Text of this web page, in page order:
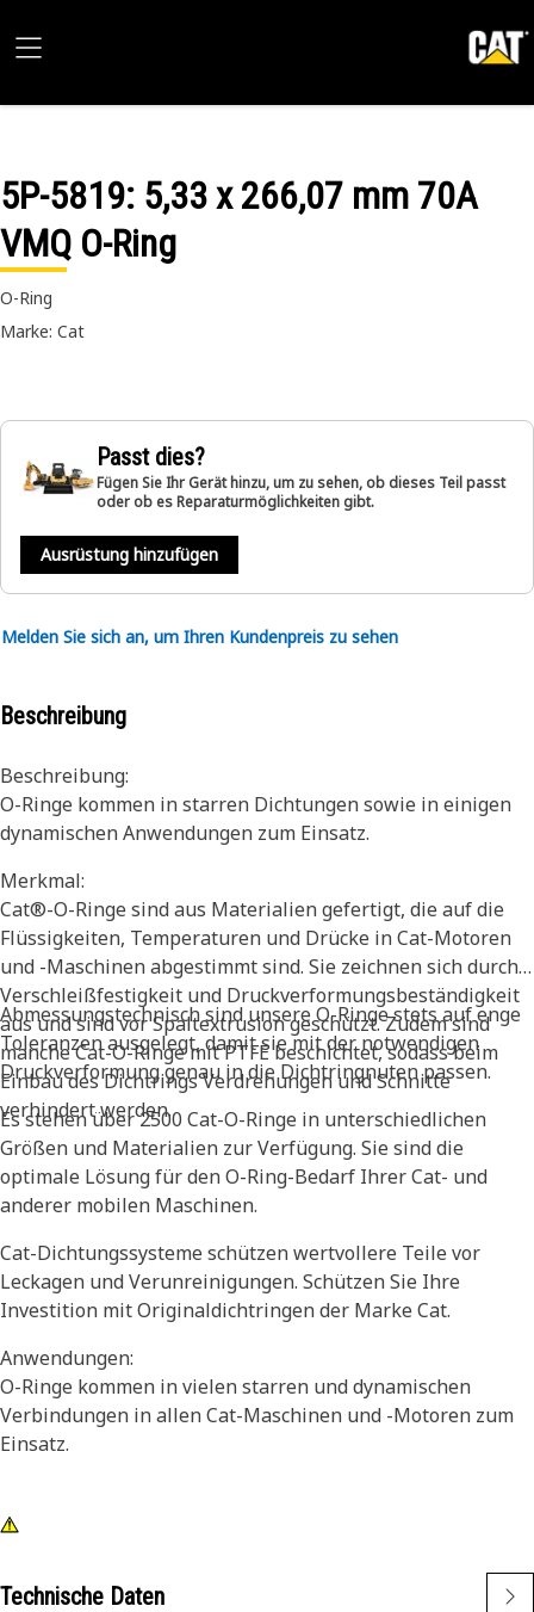
5P-5819: 5,33 x 266,07 mm 70A
VMQ O-Ring
O-Ring
Marke: Cat
Passt dies?
Fügen Sie Ihr Gerät hinzu, um zu sehen, ob dieses Teil passt
oder ob es Reparaturmöglichkeiten gibt.
Ausrüstung hinzufügen
Melden Sie sich an, um Ihren Kundenpreis zu sehen
Beschreibung
Beschreibung:
O-Ringe kommen in starren Dichtungen sowie in einigen
dynamischen Anwendungen zum Einsatz.
Merkmal:
Cat®-O-Ringe sind aus Materialien gefertigt, die auf die
Flüssigkeiten, Temperaturen und Drücke in Cat-Motoren
und -Maschinen abgestimmt sind. Sie zeichnen sich durch
Verschleißfestigkeit und Druckverformungsbeständigkeit
aus und sind vor Spaltextrusion geschützt. Zudem sind
manche Cat-O-Ringe mit PTFE beschichtet, sodass beim
Einbau des Dichtrings Verdrehungen und Schnitte
verhindert werden.
Abmessungstechnisch sind unsere O-Ringe stets auf enge
Toleranzen ausgelegt, damit sie mit der notwendigen
Druckverformung genau in die Dichtringnuten passen.
Es stehen über 2500 Cat-O-Ringe in unterschiedlichen
Größen und Materialien zur Verfügung. Sie sind die
optimale Lösung für den O-Ring-Bedarf Ihrer Cat- und
anderer mobilen Maschinen.
Cat-Dichtungssysteme schützen wertvollere Teile vor
Leckagen und Verunreinigungen. Schützen Sie Ihre
Investition mit Originaldichtringen der Marke Cat.
Anwendungen:
O-Ringe kommen in vielen starren und dynamischen
Verbindungen in allen Cat-Maschinen und -Motoren zum
Einsatz.
Technische Daten